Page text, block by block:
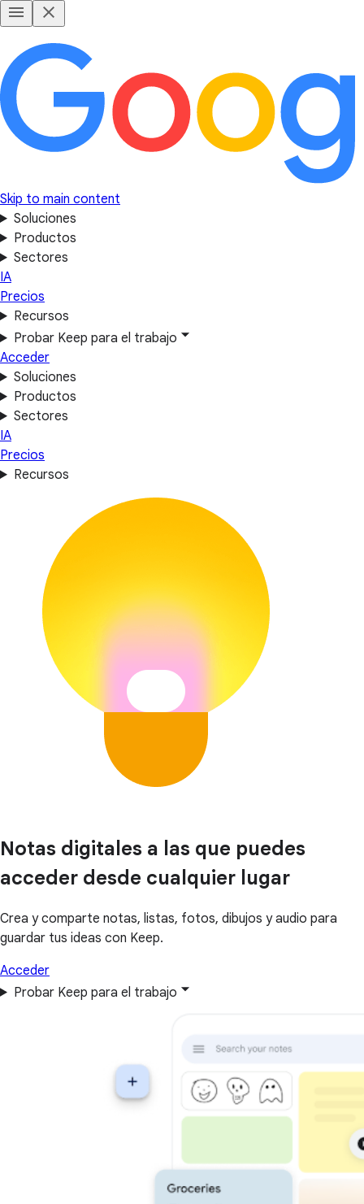
Skip to main content
Soluciones
Productos
Sectores
IA
Precios
Recursos
Probar Keep para el trabajo
Acceder
Soluciones
Productos
Sectores
IA
Precios
Recursos
Notas digitales a las que puedes
acceder desde cualquier lugar
Crea y comparte notas, listas, fotos, dibujos y audio para
guardar tus ideas con Keep.
Acceder
Probar Keep para el trabajo